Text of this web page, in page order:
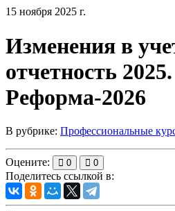
15 ноября 2025 г.
Изменения в
отчетность 2025.
Реформа-2026
В рубрике: Профессиональные
Оцените: 0 0
Поделитесь ссылкой в: